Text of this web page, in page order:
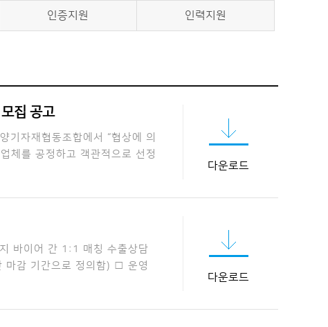
인증지원 인력지원
집 공고
기자재협동조합에서 “협상에 의
체를 공정하고 객관적으로 선정
다운로드
바이어 간 1:1 매칭 수출상담
감 기간으로 정의함) □ 운영
다운로드